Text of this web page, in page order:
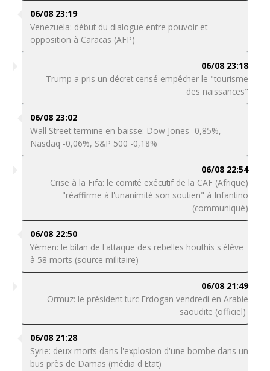
06/08 23:19
Venezuela: début du dialogue entre pouvoir et
opposition à Caracas (AFP)
06/08 23:18
Trump a pris un décret censé empêcher le "tourisme
des naissances"
06/08 23:02
Wall Street termine en baisse: Dow Jones -0,85%,
Nasdaq -0,06%, S&P 500 -0,18%
06/08 22:54
Crise à la Fifa: le comité exécutif de la CAF (Afrique)
"réaffirme à l'unanimité son soutien" à Infantino
(communiqué)
06/08 22:50
Yémen: le bilan de l'attaque des rebelles houthis s'élève
à 58 morts (source militaire)
06/08 21:49
Ormuz: le président turc Erdogan vendredi en Arabie
saoudite (officiel)
06/08 21:28
Syrie: deux morts dans l'explosion d'une bombe dans un
bus près de Damas (média d'Etat)